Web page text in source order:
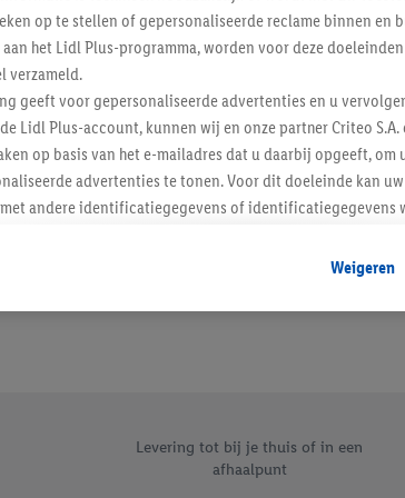
Schrijf je in op
Levering tot bij je thuis of in een
afhaalpunt
op te stellen of gepersonaliseerde reclame binnen en
het Lidl Plus-programma, worden voor deze
verzameld.
geeft voor gepersonaliseerde advertenties en u
Lidl Plus-account, kunnen wij en onze partner Criteo
op basis van het e-mailadres dat u daarbij opgeeft, om
advertenties te tonen. Voor dit doeleinde kan
andere identificatiegegevens of identificatiegegevens
kunnen advertenties in het kader van retargeting,
(bijvoorbeeld door het product in de webshop aan uw
apparaten en verschillende Lidl-diensten
stemt u in met alle verwerkingen voor alle
van de gegevens en uw recht om uw toestemming te
Weigeren